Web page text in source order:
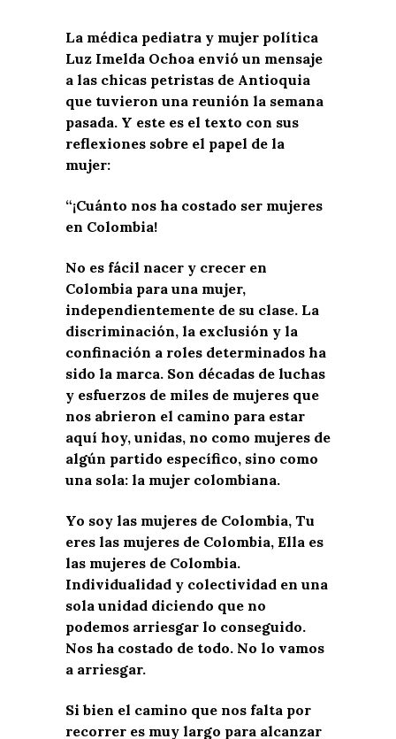
La médica pediatra y mujer política
Luz Imelda Ochoa envió un mensaje
a las chicas petristas de Antioquia
que tuvieron una reunión la semana
pasada. Y este es el texto con sus
reflexiones sobre el papel de la
mujer:
“¡Cuánto nos ha costado ser mujeres
en Colombia!
No es fácil nacer y crecer en
Colombia para una mujer,
independientemente de su clase. La
discriminación, la exclusión y la
confinación a roles determinados ha
sido la marca. Son décadas de luchas
y esfuerzos de miles de mujeres que
nos abrieron el camino para estar
aquí hoy, unidas, no como mujeres de
algún partido específico, sino como
una sola: la mujer colombiana.
Yo soy las mujeres de Colombia, Tu
eres las mujeres de Colombia, Ella es
las mujeres de Colombia.
Individualidad y colectividad en una
sola unidad diciendo que no
podemos arriesgar lo conseguido.
Nos ha costado de todo. No lo vamos
a arriesgar.
Si bien el camino que nos falta por
recorrer es muy largo para alcanzar